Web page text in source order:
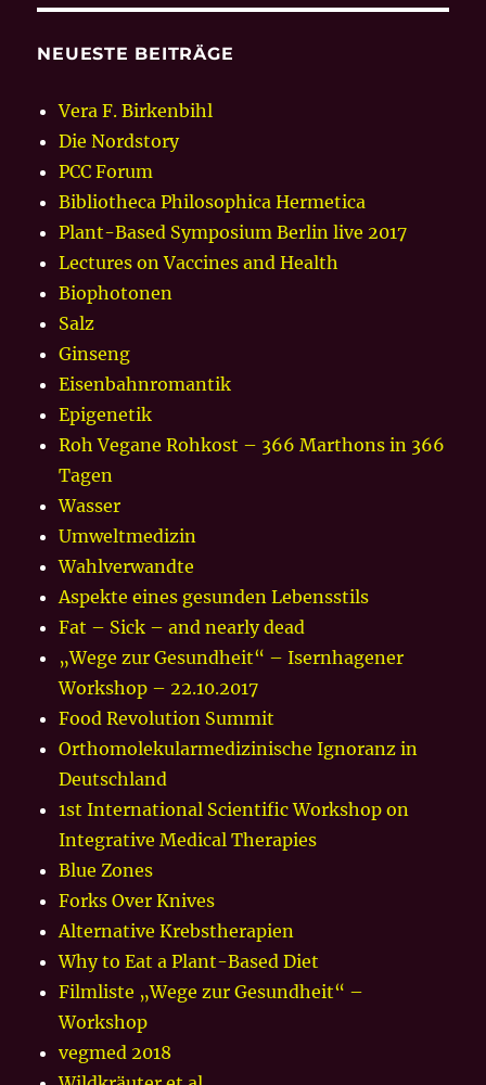
NEUESTE BEITRÄGE
Vera F. Birkenbihl
Die Nordstory
PCC Forum
Bibliotheca Philosophica Hermetica
Plant-Based Symposium Berlin live 2017
Lectures on Vaccines and Health
Biophotonen
Salz
Ginseng
Eisenbahnromantik
Epigenetik
Roh Vegane Rohkost – 366 Marthons in 366
Tagen
Wasser
Umweltmedizin
Wahlverwandte
Aspekte eines gesunden Lebensstils
Fat – Sick – and nearly dead
„Wege zur Gesundheit“ – Isernhagener
Workshop – 22.10.2017
Food Revolution Summit
Orthomolekularmedizinische Ignoranz in
Deutschland
1st International Scientific Workshop on
Integrative Medical Therapies
Blue Zones
Forks Over Knives
Alternative Krebstherapien
Why to Eat a Plant-Based Diet
Filmliste „Wege zur Gesundheit“ –
Workshop
vegmed 2018